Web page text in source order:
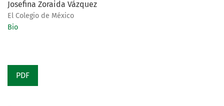
Josefina Zoraida Vázquez
El Colegio de México
Bio
PDF